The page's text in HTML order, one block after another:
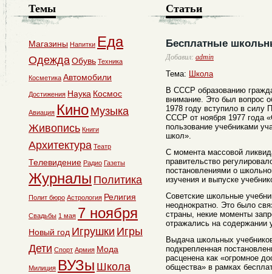
Статьи
Бесплатные
Добавил: admin
Тема: Школа
В СССР образованию
внимание. Это был вопрос
1978 году вступило в
СССР от ноября 1977 года
пользование учебниками
школ».
С момента массовой
правительство
постановлениями о
изучения и выпуске
Советские школьные
неоднократно. Это было
страны, некие моменты
отражались на содержании
Выдача школьных
подкрепленная
расценена как «огромное
общества» в рамках
Темы
Магазины Напитки Еда
ОдеждаОбувь Техника
Косметика Автомобили
Достижения Наука Космос
Авиация Кино Музыка
Живопись Книги
Архитектура Театр
Телевидение Радио Газеты
Журналы Политика
Полит бюро Астрология Религия
Свадьбы 1 мая 7 ноября
Новый год Игрушки Игры
Дети Спорт Армия Мода
Милиция ВУЗы Школа